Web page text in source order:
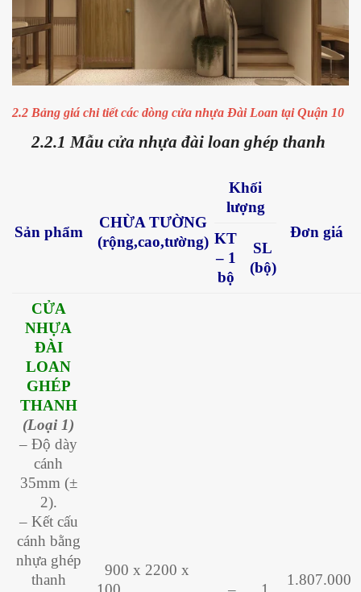
2.2 Bảng giá chi tiết các dòng cửa nhựa Đài Loan tại Quận 10
2.2.1 Mẫu cửa nhựa đài loan ghép thanh
Sản phẩm
CHỪA TƯỜNG
(rộng,cao,tường)
Khối
lượng
Đơn giá
KT
– 1
bộ
SL
(bộ)
CỬA
NHỰA
ĐÀI
LOAN
GHÉP
THANH
(Loại 1)
– Độ dày
cánh
35mm (±
2).
– Kết cấu
cánh bằng
nhựa ghép
thanh
900 x 2200 x
1.807.000